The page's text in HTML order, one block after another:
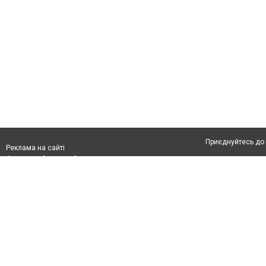
Реклама на сайті
Приєднуйтесь до